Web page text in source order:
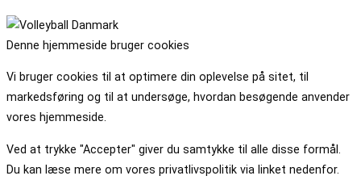
Denne hjemmeside bruger cookies
Vi bruger cookies til at optimere din oplevelse på sitet, til
markedsføring og til at undersøge, hvordan besøgende anvender
vores hjemmeside.
Ved at trykke "Accepter" giver du samtykke til alle disse formål.
Du kan læse mere om vores privatlivspolitik via linket nedenfor.